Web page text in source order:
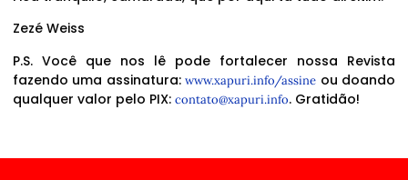
Zezé Weiss
P.S. Você que nos lê pode fortalecer nossa Revista
fazendo uma assinatura:www.xapuri.info/assine ou doando
qualquer valor pelo PIX: contato@xapuri.info. Gratidão!